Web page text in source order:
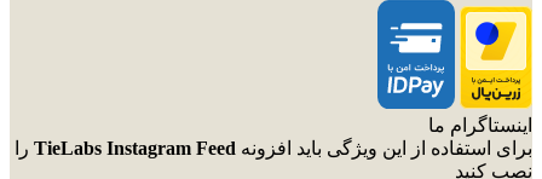
اینستاگرام ما
برای استفاده از این ویژگی باید افزونه TieLabs Instagram Feed را
نصب کنید